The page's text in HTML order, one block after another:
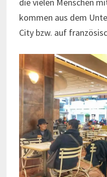
kommen aus dem
City bzw. auf